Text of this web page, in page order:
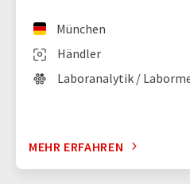
Händler
München
Laboranalytik /
MEHR ERFAHREN